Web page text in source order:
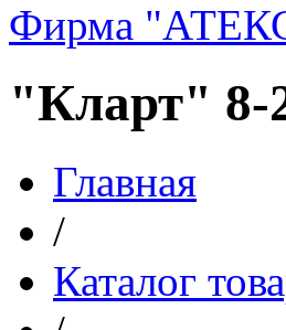
Фирма
"Кларт"
Главная
/
Каталог